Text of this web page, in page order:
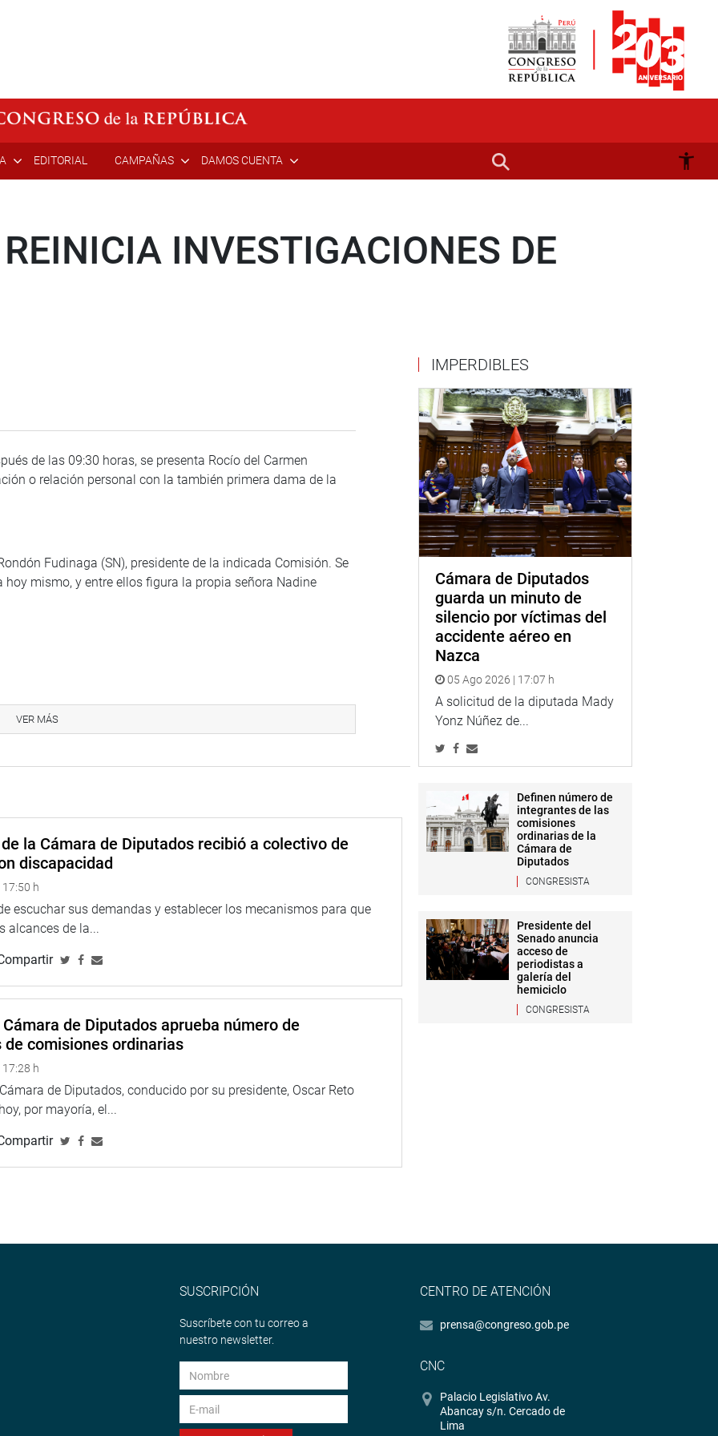
EDITORIAL CAMPAÑAS DAMOS CUENTA
INVESTIGACIONES DE
de las 09:30 horas, se presenta Rocío del Carmen
o relación personal con la también primera dama de la
Fudinaga (SN), presidente de la indicada Comisión. Se
mismo, y entre ellos figura la propia señora Nadine
congresoperu
VER MÁS
la Cámara de Diputados recibió a colectivo de
discapacidad
h
escuchar sus demandas y establecer los mecanismos para que
alcances de la...
de Diputados aprueba número de
comisiones ordinarias
h
de Diputados, conducido por su presidente, Oscar Reto
por mayoría, el...
IMPERDIBLES
Cámara de Diputados
guarda un minuto de
silencio por víctimas del
accidente aéreo en
Nazca
05 Ago 2026 | 17:07 h
A solicitud de la diputada Mady
Yonz Núñez de...
Definen número de
integrantes de las
comisiones
ordinarias de la
Cámara de
Diputados
CONGRESISTA
Presidente del
Senado anuncia
acceso de
periodistas a
galería del
hemiciclo
CONGRESISTA
SUSCRIPCIÓN
Suscríbete con tu correo a
nuestro newsletter.
CENTRO DE ATENCIÓN
prensa@congreso.gob.pe
CNC
Palacio Legislativo Av.
Abancay s/n. Cercado de
Lima